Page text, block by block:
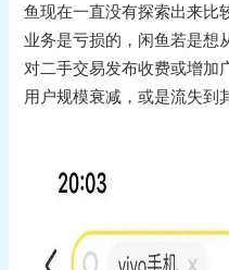
鱼现在一直没有探索出来比
业务是亏损的，闲鱼若是想
对二手交易发布收费或增加
用户规模衰减，或是流失到